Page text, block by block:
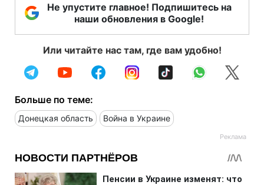
Не упустите главное! Подпишитесь на
наши обновления в Google!
Или читайте нас там, где вам удобно!
Больше по теме:
Донецкая область Война в Украине